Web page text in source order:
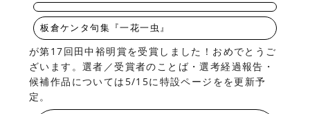
板倉ケンタ句集『一花一虫』
が第17回田中裕明賞を受賞しました！おめでとうご
ざいます。選者／受賞者のことば・選考経過報告・
候補作品については5/15に特設ページをを更新予
定。